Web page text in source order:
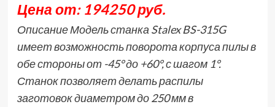
Цена от: 194250 руб.
Описание Модель станка Stalex BS-315G
имеет возможность поворота корпуса пилы в
обе стороны от -45° до +60°, с шагом 1°.
Станок позволяет делать распилы
заготовок диаметром до 250 мм в